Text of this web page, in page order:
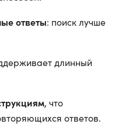
ответы: поиск лучше
длинный
, что
ответов.